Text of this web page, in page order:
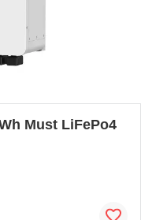
Must LiFePo4